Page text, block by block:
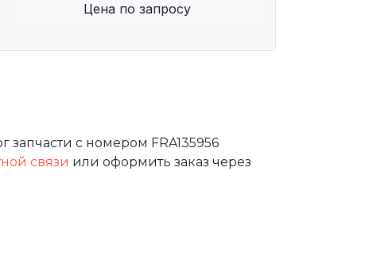
Цена по запросу
с номером FRA135956
связи или оформить заказ через